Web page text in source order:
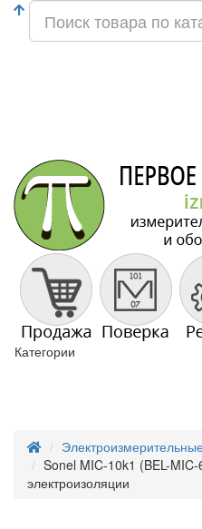
Категории
Sonel MIC-10k1 (BEL-
электроизоляции